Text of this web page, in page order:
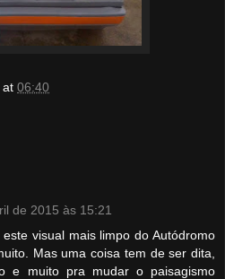
at 06:40
de 2015 às 15:21
visual mais limpo do Autódromo
Mas uma coisa tem de ser dita,
e muito pra mudar o paisagismo